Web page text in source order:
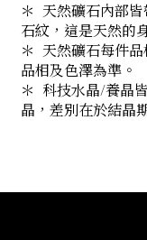
＊ 天然礦石內部
石紋，這是天然的
＊ 天然礦石每件
品相及色澤為準。
＊ 科技水晶/養晶
晶，差別在於結晶